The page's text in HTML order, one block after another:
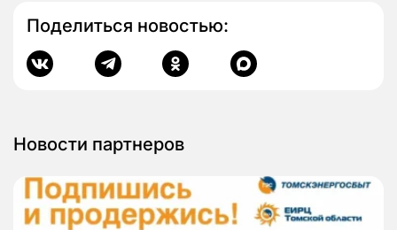
Поделиться новостью:
Новости партнеров